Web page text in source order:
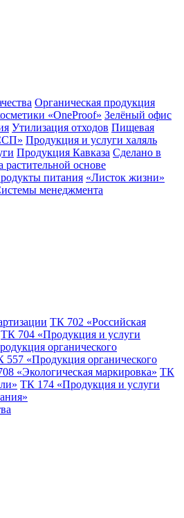
Органическая продукция
«OneProof» Зелёный офис
Утилизация отходов Пищевая
Продукция и услуги халяль
Продукция Кавказа Сделано в
основе
питания «Листок жизни»
менеджмента
ТК 702 «Российская
ТК 704 «Продукция и услуги
органического
«Продукция органического
«Экологическая маркировка» ТК
ТК 174 «Продукция и услуги